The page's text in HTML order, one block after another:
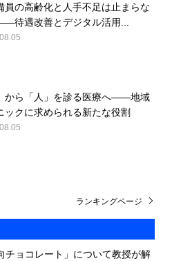
員の高齢化と人手不足は止まらな
待遇改善とデジタル活用...
から「人」を診る医療へ――地域
ックに求められる新たな役割
チョコレート」について教授が解
ランキングページ